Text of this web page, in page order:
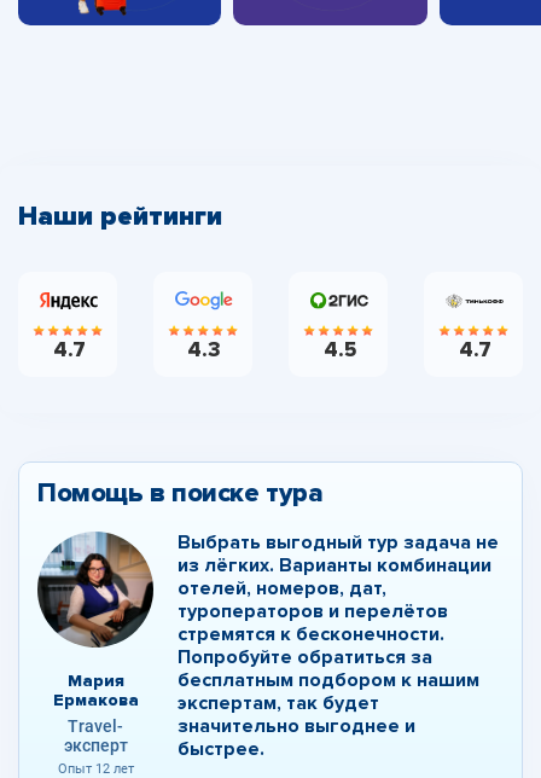
Наши рейтинги
4.7 4.3 4.5 4.7
Помощь в поиске тура
Мария
Ермакова
Travel-
эксперт
Опыт 12 лет
Выбрать выгодный тур задача не
из лёгких. Варианты комбинации
отелей, номеров, дат,
туроператоров и перелётов
стремятся к бесконечности.
Попробуйте обратиться за
бесплатным подбором к нашим
экспертам, так будет
значительно выгоднее и
быстрее.